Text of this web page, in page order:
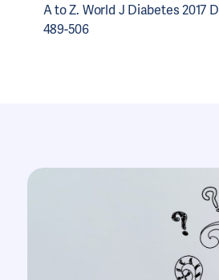
A to Z. World J Diabetes 2017
489-506